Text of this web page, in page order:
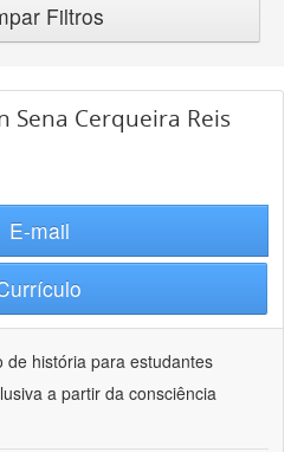
Filtros
Sena Cerqueira Reis
E-mail
de história para estudantes
a partir da consciência